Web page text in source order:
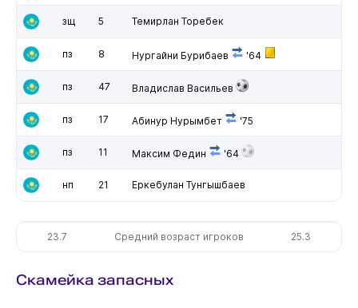
зщ 5 Темирлан Торебек
пз 8 Нургайни Бурибаев '64
пз 47 Владислав Васильев
пз 17 Абинур Нурымбет '75
пз 11 Максим Федин '64
нп 21 Еркебулан Тунгышбаев
23.7 Средний возраст игроков 25.3
Скамейка запасных